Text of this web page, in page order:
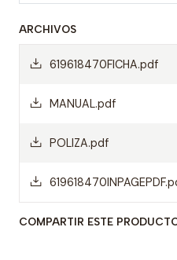
ARCHIVOS
619618470FICHA.pdf
MANUAL.pdf
POLIZA.pdf
COMPARTIR ESTE